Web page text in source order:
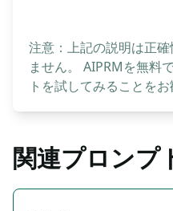
注意：上記の説明は正
ません。 AIPRMを無料
トを試してみることをお
関連プロンプ